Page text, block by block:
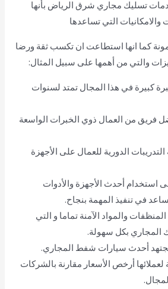
تسليك مجاري شرق الرياض بأنها
والامكانيات التي تساعدها
كما انها استطاعت ان تكسب ثقة ورضا
والتي من أهمها على سبيل المثال:
كبيرة في هذا المجال تمتد لسنوات
فريق من العمال ذوي الخبرات الواسعة
الدورية للعمال على الأجهزة
استخدام أحدث الأجهزة والأدوات
في تنفيذ المهمة بنجاح.
والمواد الآمنة تماما و التي
المجاري بكل سهولة.
أحدث سيارات شفط المجاري.
أرخص الأسعار مقارنة بالشركات